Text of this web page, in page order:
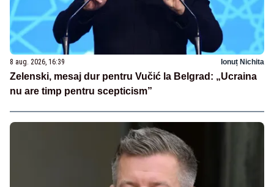
8 aug. 2026, 16:39 Ionuț Nichita
Zelenski, mesaj dur pentru Vučić la Belgrad: „Ucraina
nu are timp pentru scepticism”